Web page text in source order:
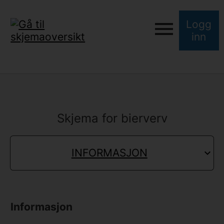
Logg
inn
Skjema for bierverv
INFORMASJON
Informasjon